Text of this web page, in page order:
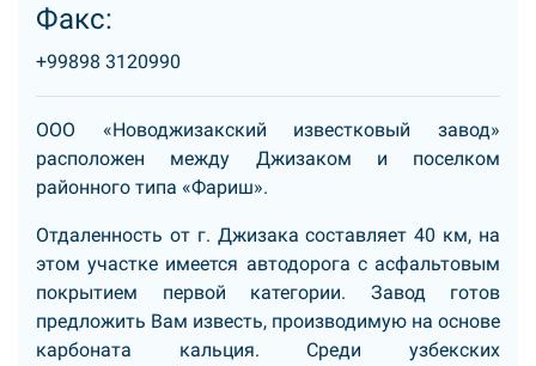
Факс:
+99898 3120990
ООО «Новоджизакский известковый завод»
расположен между Джизаком и поселком
районного типа «Фариш».
Отдаленность от г. Джизака составляет 40 км, на
этом участке имеется автодорога с асфальтовым
покрытием первой категории. Завод готов
предложить Вам известь, производимую на основе
карбоната кальция. Среди узбекских